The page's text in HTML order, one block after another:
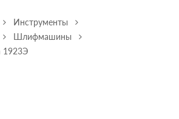
Инструменты
Шлифмашины
1923Э